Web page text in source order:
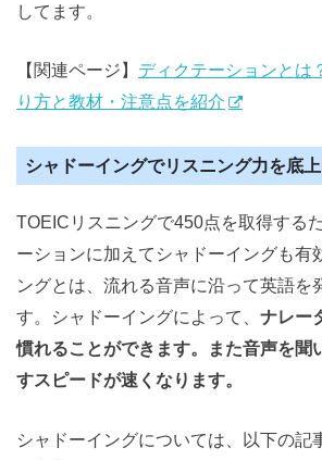
してます。
【関連ページ】 ディクテーションとは
り方と教材・注意点を紹介
シャドーイングでリスニング力を底
TOEICリスニングで450点を取得する
ーションに加えてシャドーイングも有
ングとは、流れる音声に沿って英語を
す。シャドーイングによって、 ナレー
慣れることができます。また音声を聞
すスピードが速くなります。
シャドーイングについては、以下の記